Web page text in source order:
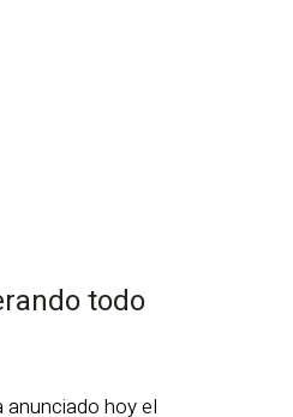
todo
anunciado hoy el